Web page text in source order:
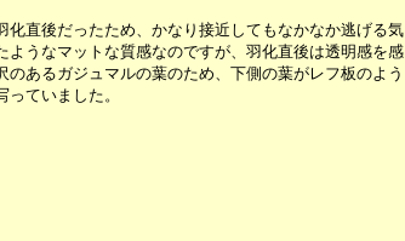
直後だったため、かなり接近してもなかなか逃げる気
うなマットな質感なのですが、羽化直後は透明感を感
あるガジュマルの葉のため、下側の葉がレフ板のよう
ていました。